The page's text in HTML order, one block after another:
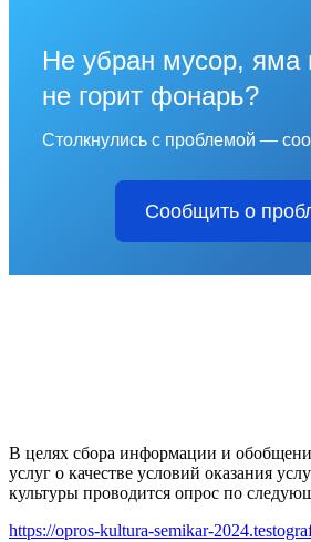
Не убран мусор, яма
не горит фонарь?
Столкнулись с проблемой —
Сообщить о
В целях сбора информации и
услуг о качестве условий оказания
культуры проводится опрос по
https://opros-kultura-semikar-